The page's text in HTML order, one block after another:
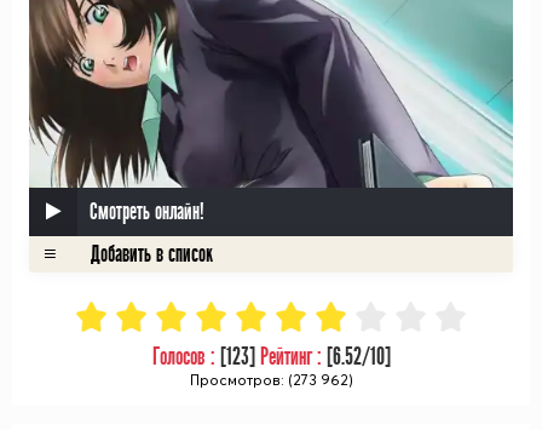
Смотреть онлайн!
Голосов : [123] Рейтинг : [6.52/10]
Просмотров: (273 962)